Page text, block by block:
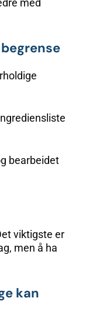
med
bearbeidet
viktigste er
men å ha
kan